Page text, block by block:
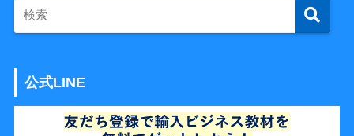
公式LINE